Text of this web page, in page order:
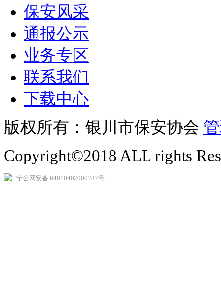
保安风采
通报公示
业务专区
联系我们
下载中心
版权所有：银川市保安协会
Copyright©2018 ALL rights
宁公网安备 64010402000787号